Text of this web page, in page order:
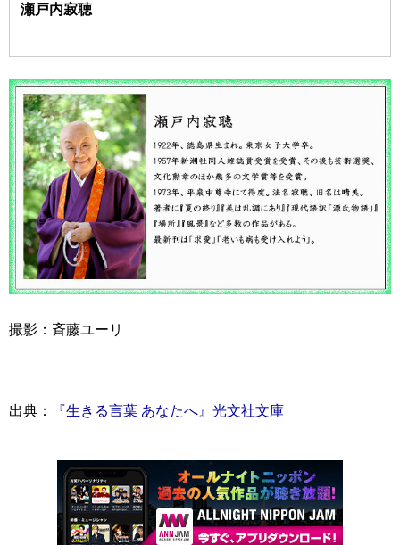
瀬戸内寂聴
撮影：斉藤ユーリ
出典： 『生きる言葉 あなたへ』光文社文庫